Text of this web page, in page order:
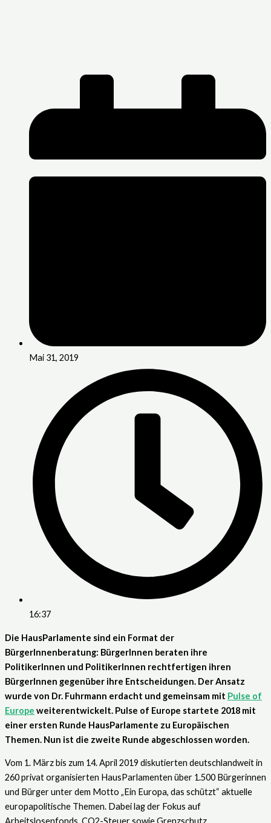
Mai 31, 2019
16:37
Die HausParlamente sind ein Format der
BürgerInnenberatung: BürgerInnen beraten ihre
PolitikerInnen und PolitikerInnen rechtfertigen ihren
BürgerInnen gegenüber ihre Entscheidungen. Der Ansatz
wurde von Dr. Fuhrmann erdacht und gemeinsam mit Pulse of
Europe weiterentwickelt. Pulse of Europe startete 2018 mit
einer ersten Runde HausParlamente zu Europäischen
Themen. Nun ist die zweite Runde abgeschlossen worden.
Vom 1. März bis zum 14. April 2019 diskutierten deutschlandweit in
260 privat organisierten HausParlamenten über 1.500 Bürgerinnen
und Bürger unter dem Motto „Ein Europa, das schützt“ aktuelle
europapolitische Themen. Dabei lag der Fokus auf